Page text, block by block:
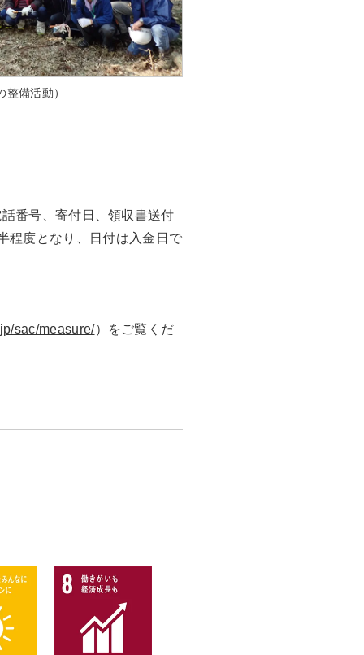
備活動）
番号、寄付日、領収書送付
程度となり、日付は入金日で
sac/measure/）をご覧くだ